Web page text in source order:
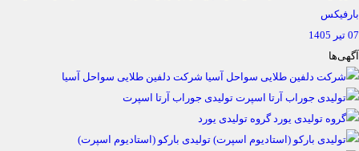
بارفیکس
07 تیر 1405
آگهی‌ها
شرکت دلفین طلایی سواحل آسیا
تولیدی جوراب آرتا اسپرت
گروه تولیدی یورد
تولیدی بارکو (استادیوم اسپرت)